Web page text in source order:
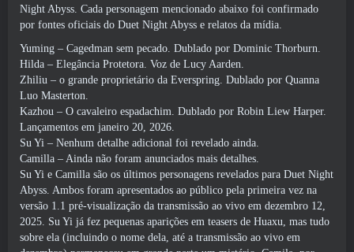
Night Abyss. Cada personagem mencionado abaixo foi confirmado
por fontes oficiais do Duet Night Abyss e relatos da mídia.
Yuming – Cagedman sem pecado. Dublado por Dominic Thorburn.
Hilda – Elegância Protetora. Voz de Lucy Aarden.
Zhiliu – o grande proprietário da Everspring. Dublado por Quanna
Luo Masterton.
Kazhou – O cavaleiro espadachim. Dublado por Robin Liew Harper.
Lançamentos em janeiro 20, 2026.
Su Yi – Nenhum detalhe adicional foi revelado ainda.
Camilla – Ainda não foram anunciados mais detalhes.
Su Yi e Camilla são os últimos personagens revelados para Duet Night
Abyss. Ambos foram apresentados ao público pela primeira vez na
versão 1.1 pré-visualização da transmissão ao vivo em dezembro 12,
2025. Su Yi já fez pequenas aparições em teasers de Huaxu, mas tudo
sobre ela (incluindo o nome dela, até a transmissão ao vivo em